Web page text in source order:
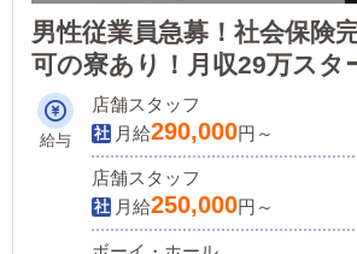
男性従業員急募！社会保険
可の寮あり！月収29万スタ
給与
店舗スタッフ
月給290,000円～
店舗スタッフ
月給250,000円～